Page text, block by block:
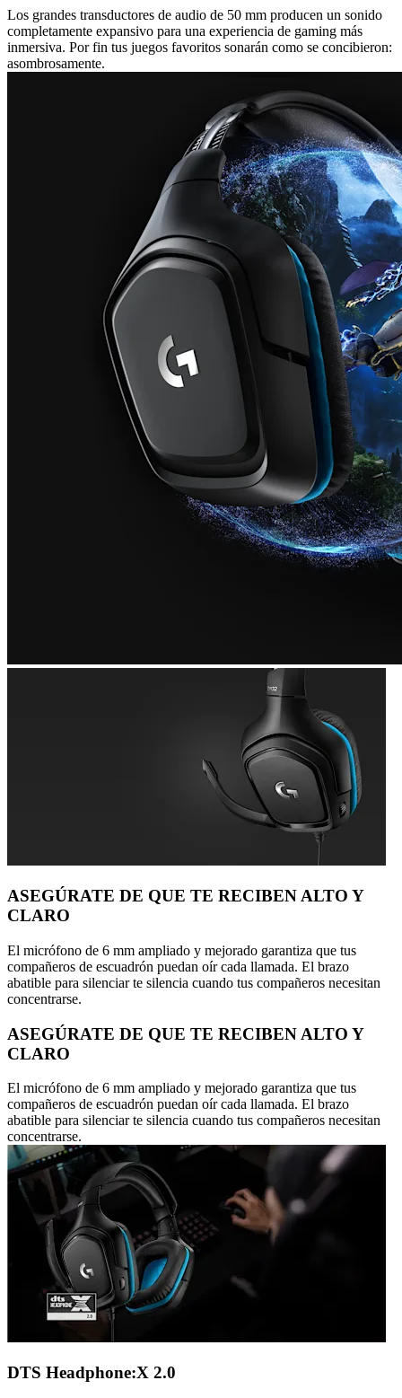
Los grandes transductores de audio de 50 mm producen un sonido
completamente expansivo para una experiencia de gaming más
inmersiva. Por fin tus juegos favoritos sonarán como se concibieron:
asombrosamente.
ASEGÚRATE DE QUE TE RECIBEN ALTO Y
CLARO
El micrófono de 6 mm ampliado y mejorado garantiza que tus
compañeros de escuadrón puedan oír cada llamada. El brazo
abatible para silenciar te silencia cuando tus compañeros necesitan
concentrarse.
ASEGÚRATE DE QUE TE RECIBEN ALTO Y
CLARO
El micrófono de 6 mm ampliado y mejorado garantiza que tus
compañeros de escuadrón puedan oír cada llamada. El brazo
abatible para silenciar te silencia cuando tus compañeros necesitan
concentrarse.
DTS Headphone:X 2.0